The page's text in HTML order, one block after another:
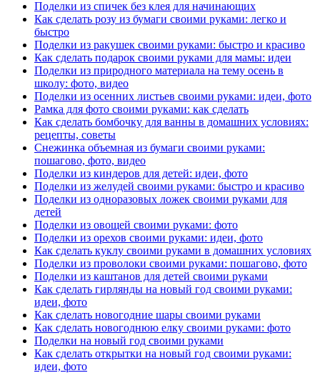
Поделки из спичек без клея для начинающих
Как сделать розу из бумаги своими руками: легко и
быстро
Поделки из ракушек своими руками: быстро и красиво
Как сделать подарок своими руками для мамы: идеи
Поделки из природного материала на тему осень в
школу: фото, видео
Поделки из осенних листьев своими руками: идеи, фото
Рамка для фото своими руками: как сделать
Как сделать бомбочку для ванны в домашних условиях:
рецепты, советы
Снежинка объемная из бумаги своими руками:
пошагово, фото, видео
Поделки из киндеров для детей: идеи, фото
Поделки из желудей своими руками: быстро и красиво
Поделки из одноразовых ложек своими руками для
детей
Поделки из овощей своими руками: фото
Поделки из орехов своими руками: идеи, фото
Как сделать куклу своими руками в домашних условиях
Поделки из проволоки своими руками: пошагово, фото
Поделки из каштанов для детей своими руками
Как сделать гирлянды на новый год своими руками:
идеи, фото
Как сделать новогодние шары своими руками
Как сделать новогоднюю елку своими руками: фото
Поделки на новый год своими руками
Как сделать открытки на новый год своими руками:
идеи, фото